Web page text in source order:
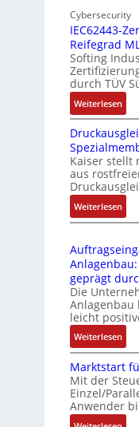
d
u
t
r
i
e
-
P
C
l
ä
s
s
s
c
h
f
l
e
x
i
b
e
l
b
i
f
u
n
k
m
o
d
u
l
e
b
r
i
n
e
n
4
G
u
n
d
5
G
a
Cybersecurity
IEC62443-
Reifegrad
Softing
durch TÜV
Weiterlesen:
I
E
C
6
2
4
4
3
Z
e
r
t
i
i
e
r
Kaiser stellt
aus
Weiterlesen:
D
u
c
k
a
u
s
g
l
e
i
c
h
geprägt
Die
Anlagenbau
leicht
Weiterlesen:
A
u
f
t
r
Marktstart
Mit der
Einzel/
Anwender